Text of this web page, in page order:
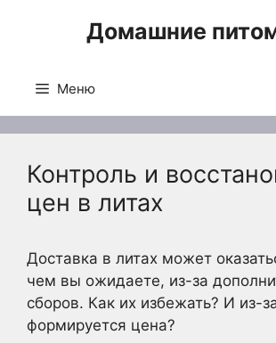
Домашние
Меню
Контроль и
цен в литах
Доставка в литах может
чем вы ожидаете, из-за
сборов. Как их избежать? И из-
формируется цена?